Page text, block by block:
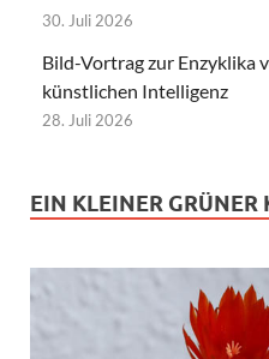
30. Juli 2026
Bild-Vortrag zur Enzyklika
künstlichen Intelligenz
28. Juli 2026
EIN KLEINER GRÜNER